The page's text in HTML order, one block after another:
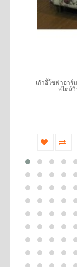
เก้าอี้โซฟาอา
สไตล์